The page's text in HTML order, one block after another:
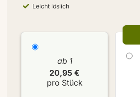
Leicht löslich
ab 1
20,95 €
pro Stück